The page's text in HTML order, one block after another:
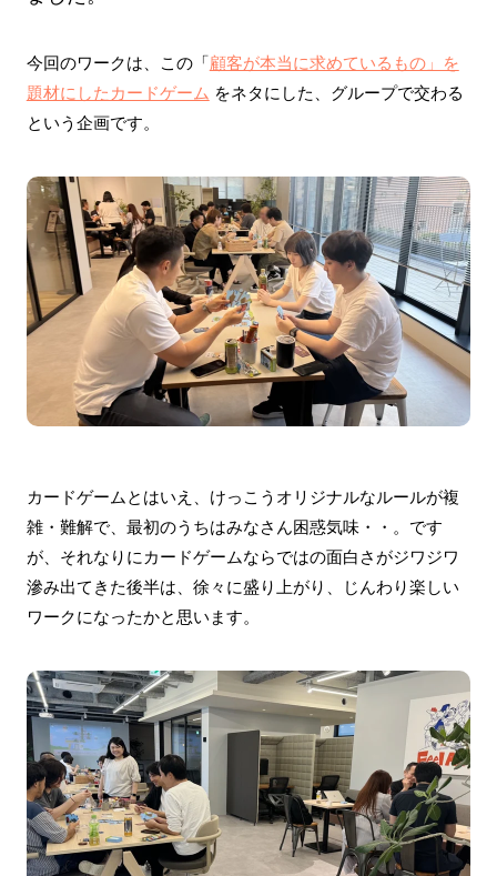
今回のワークは、この「顧客が本当に求めているもの」を
題材にしたカードゲーム をネタにした、グループで交わる
という企画です。
カードゲームとはいえ、けっこうオリジナルなルールが複
雑・難解で、最初のうちはみなさん困惑気味・・。です
が、それなりにカードゲームならではの面白さがジワジワ
滲み出てきた後半は、徐々に盛り上がり、じんわり楽しい
ワークになったかと思います。